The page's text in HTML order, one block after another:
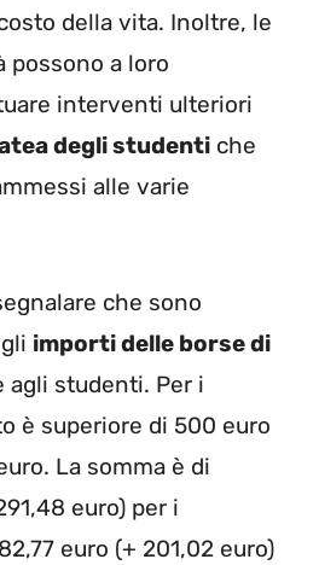
della vita. Inoltre, le
possono a loro
interventi ulteriori
degli studenti che
alle varie
che sono
importi delle borse di
agli studenti. Per i
è superiore di 500 euro
La somma è di
euro) per i
euro (+ 201,02 euro)